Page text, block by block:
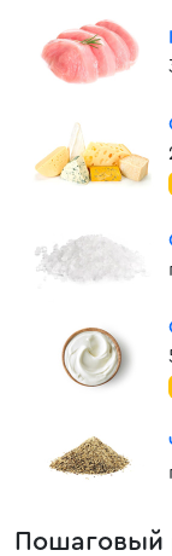
Пошаговый